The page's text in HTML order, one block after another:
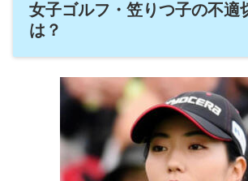
女子ゴルフ・笠りつ子の不適
は？